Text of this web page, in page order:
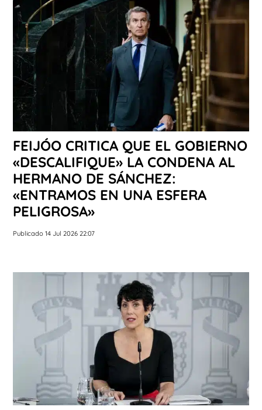
FEIJÓO CRITICA QUE EL GOBIERNO
«DESCALIFIQUE» LA CONDENA AL
HERMANO DE SÁNCHEZ:
«ENTRAMOS EN UNA ESFERA
PELIGROSA»
Publicado 14 Jul 2026 22:07